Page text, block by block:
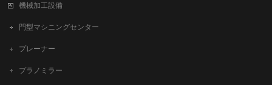
機械加工設備
門型マシニングセンター
プレーナー
プラノミラー